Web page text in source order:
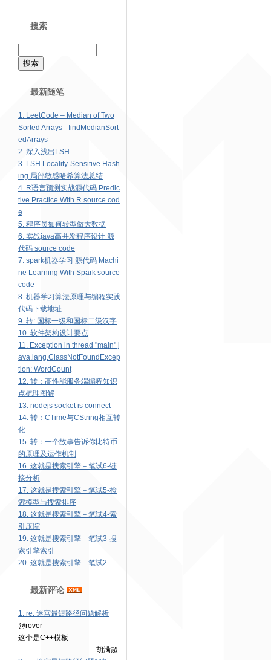
搜索
最新随笔
1. LeetCode – Median of Two
Sorted Arrays - findMedianSort
edArrays
2. 深入浅出LSH
3. LSH Locality-Sensitive Hash
ing 局部敏感哈希算法总结
4. R语言预测实战源代码 Predic
tive Practice With R source cod
e
5. 程序员如何转型做大数据
6. 实战java高并发程序设计 源
代码 source code
7. spark机器学习 源代码 Machi
ne Learning With Spark source
code
8. 机器学习算法原理与编程实践
代码下载地址
9. 转: 国标一级和国标二级汉字
10. 软件架构设计要点
11. Exception in thread "main" j
ava.lang.ClassNotFoundExcep
tion: WordCount
12. 转：高性能服务端编程知识
点梳理图解
13. nodejs socket is connect
14. 转：CTime与CString相互转
化
15. 转：一个故事告诉你比特币
的原理及运作机制
16. 这就是搜索引擎－笔试6-链
接分析
17. 这就是搜索引擎－笔试5-检
索模型与搜索排序
18. 这就是搜索引擎－笔试4-索
引压缩
19. 这就是搜索引擎－笔试3-搜
索引擎索引
20. 这就是搜索引擎－笔试2
最新评论
1. re: 迷宫最短路径问题解析
@rover
这个是C++模板
--胡满超